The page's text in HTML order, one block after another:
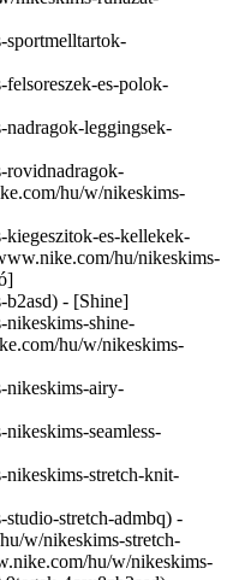
es-polok-
leggingsek-
rovidnadragok-
hu/w/nikeskims-
es-kellekek-
hu/nikeskims-
- [Shine]
shine-
hu/w/nikeskims-
nikeskims-airy-
seamless-
stretch-knit-
stretch-admbq) -
w/nikeskims-stretch-
hu/w/nikeskims-